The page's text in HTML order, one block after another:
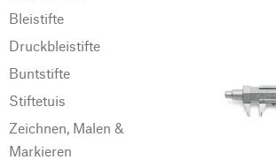
Bleistifte
Druckbleistifte
Buntstifte
Stiftetuis
Zeichnen, Malen &
Markieren